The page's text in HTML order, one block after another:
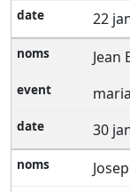
22
Jean
30